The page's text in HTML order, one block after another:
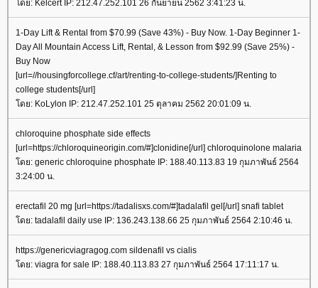
ดย: Kelcert IP: 212.47.252.101 26 กันยายน 2562 3:41:23 น.
1-Day Lift & Rental from $70.99 (Save 43%) - Buy Now. 1-Day Beginner 1-
Day All Mountain Access Lift, Rental, & Lesson from $92.99 (Save 25%) -
Buy Now
[url=//housingforcollege.cf/art/renting-to-college-students/]Renting to
college students[/url]
ดย: KoLylon IP: 212.47.252.101 25 ตุลาคม 2562 20:01:09 น.
chloroquine phosphate side effects
[url=https://chloroquineorigin.com/#]clonidine[/url] chloroquinolone malaria
ดย: generic chloroquine phosphate IP: 188.40.113.83 19 กุมภาพันธ์ 2564
3:24:00 น.
erectafil 20 mg [url=https://tadalisxs.com/#]tadalafil gel[/url] snafi tablet
ดย: tadalafil daily use IP: 136.243.138.66 25 กุมภาพันธ์ 2564 2:10:46 น.
https://genericviagragog.com sildenafil vs cialis
ดย: viagra for sale IP: 188.40.113.83 27 กุมภาพันธ์ 2564 17:11:17 น.